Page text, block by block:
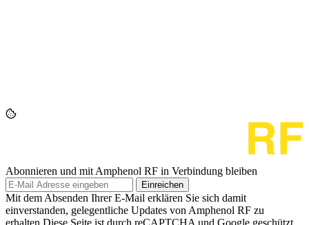
Abonnieren und mit Amphenol RF in Verbindung bleiben
Einreichen
Mit dem Absenden Ihrer E-Mail erklären Sie sich damit
einverstanden, gelegentliche Updates von Amphenol RF zu